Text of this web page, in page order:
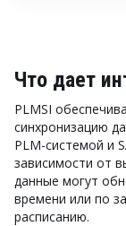
Что дает
PLMSI
синхронизацию
PLM-системой и
зависимости от
данные могут
времени или по
расписанию.